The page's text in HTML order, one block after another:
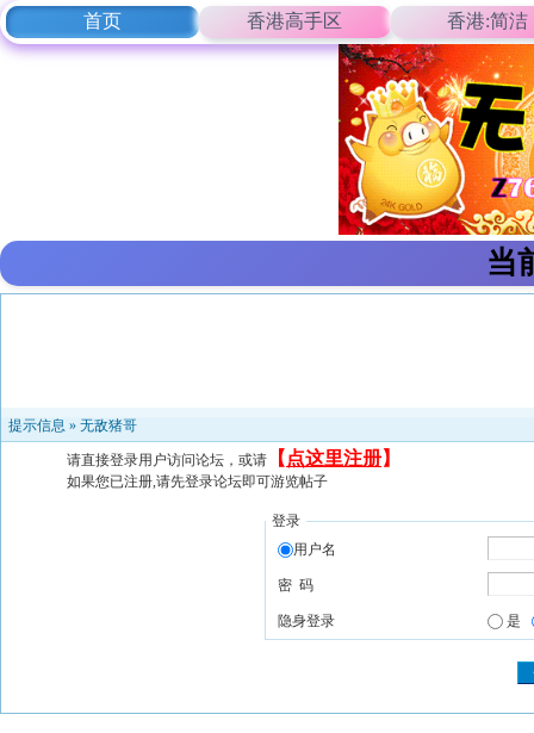
首页 香港高手区 香港:简洁
当
提示信息 » 无敌猪哥
请直接登录用户访问论坛，或请 【 点这里注册】
如果您已注册,请先登录论坛即可游览帖子
登录
用户名
密 码
隐身登录 是